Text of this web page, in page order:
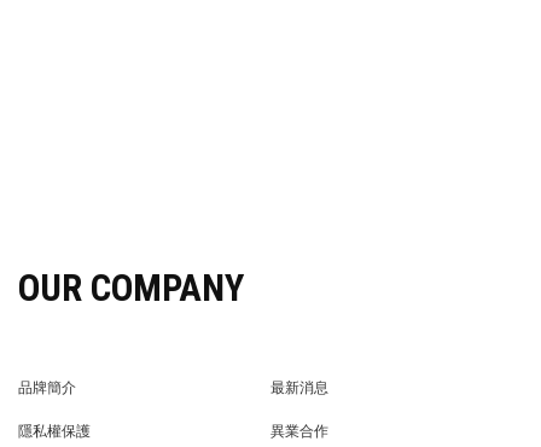
OUR COMPANY
品牌簡介
最新消息
隱私權保護
異業合作